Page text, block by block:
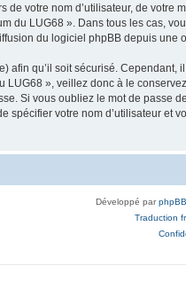
votre nom d’utilisateur, de
du LUG68 ». Dans tous les cas,
du logiciel phpBB depuis une
afin qu’il soit sécurisé.
LUG68 », veillez donc à le
Si vous oubliez le mot de passe
spécifier votre nom d’utilisateur
Développé parphpBB
Traduction